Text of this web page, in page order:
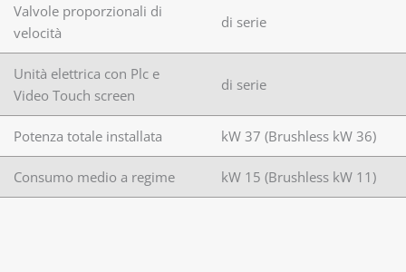
Valvole proporzionali di
velocità
di serie
Unità elettrica con Plc e
Video Touch screen
di serie
Potenza totale installata kW 37 (Brushless kW 36)
Consumo medio a regime kW 15 (Brushless kW 11)